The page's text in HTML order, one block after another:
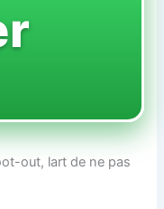
out, lart de ne pas